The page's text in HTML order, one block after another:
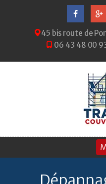
45 bis route de
06 43 48 00